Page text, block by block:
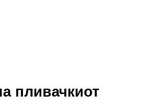
пливачкиот